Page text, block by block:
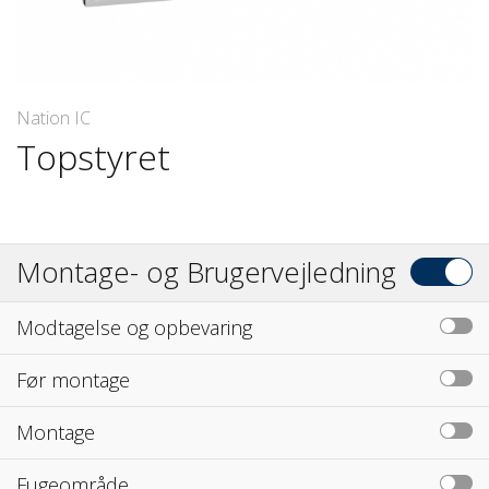
Nation IC
Topstyret
Montage- og Brugervejledning
Modtagelse og opbevaring
Før montage
Montage